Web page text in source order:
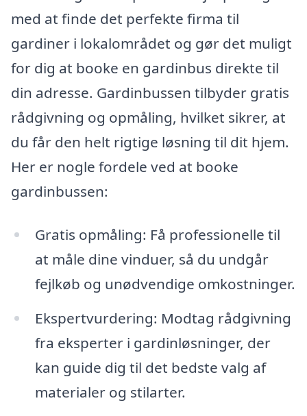
med at finde det perfekte firma til
gardiner i lokalområdet og gør det muligt
for dig at booke en gardinbus direkte til
din adresse. Gardinbussen tilbyder gratis
rådgivning og opmåling, hvilket sikrer, at
du får den helt rigtige løsning til dit hjem.
Her er nogle fordele ved at booke
gardinbussen:
Gratis opmåling: Få professionelle til
at måle dine vinduer, så du undgår
fejlkøb og unødvendige omkostninger.
Ekspertvurdering: Modtag rådgivning
fra eksperter i gardinløsninger, der
kan guide dig til det bedste valg af
materialer og stilarter.